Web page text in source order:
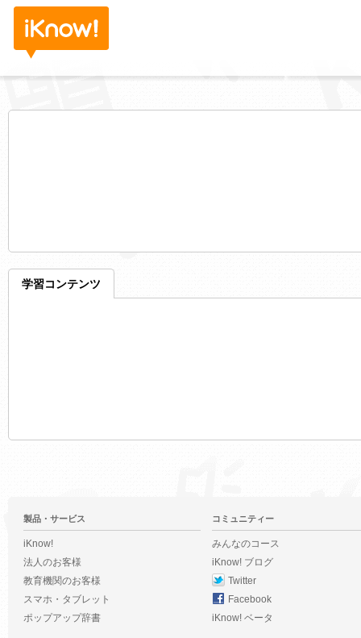
学習コンテンツ
製品・サービス
iKnow!
法人のお客様
教育機関のお客様
スマホ・タブレット
ポップアップ辞書
コミュニティー
みんなのコース
iKnow! ブログ
Twitter
Facebook
iKnow! ベータ